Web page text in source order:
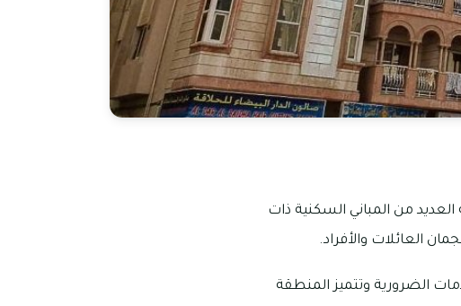
من المباني السكنية ذات
العائلات والأفراد.
الضرورية وتتميز المنطقة